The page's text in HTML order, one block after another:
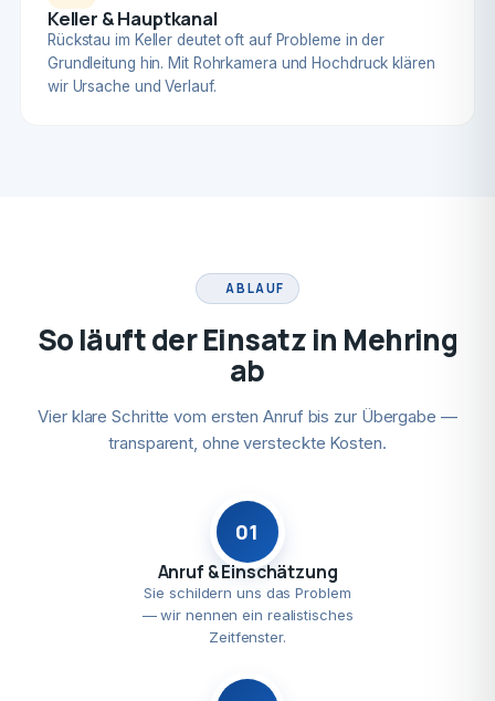
Keller & Hauptkanal
Rückstau im Keller deutet oft auf Probleme in der
Grundleitung hin. Mit Rohrkamera und Hochdruck klären
wir Ursache und Verlauf.
ABLAUF
So läuft der Einsatz in Mehring
ab
Vier klare Schritte vom ersten Anruf bis zur Übergabe —
transparent, ohne versteckte Kosten.
01
Anruf & Einschätzung
Sie schildern uns das Problem
— wir nennen ein realistisches
Zeitfenster.